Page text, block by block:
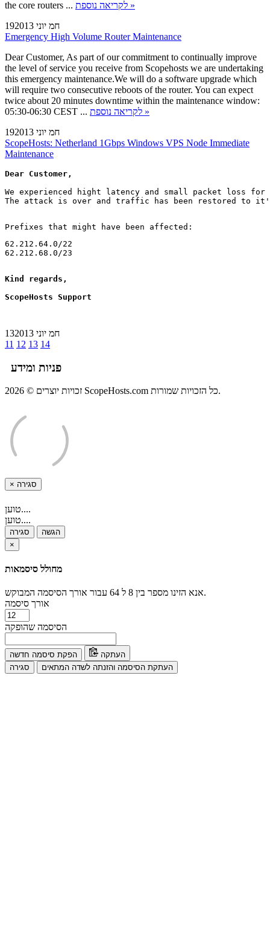
the core routers ...
לקריאה נוספת »
19חמ יוני 2013
Emergency High Volume Router Maintenance
Dear Customer, As part of our commitment to continually improve
the level of service you receive from Scopehosts we are undertaking
this emergency maintenance.We will do a software upgrade which
will require two consecutive reboots of the router. You can expect
twice about 20 minutes downtime within the maintenance window:
05:30-06:30 CEST ...
לקריאה נוספת »
19חמ יוני 2013
ScopeHosts: Netherland 1Gbps Windows VPS Node Immediate
Maintenance
Dear Customer,
We experienced hight latency and small packet loss
The attack is over and traffic has been restored to
62.212.64.0/22
62.212.68.0/23
Kind regards,
ScopeHosts Support
13חמ יוני 2013
11 12 13 14
פניות ומידע
זכויות יוצרים © 2026 ScopeHosts.com כל הזכויות שמורות.
× סגירה
טוען....
טוען....
סגירה
הגשה
×
מחולל סיסמאות
אנא הזינו מספר בין 8 ל 64 עבור אורך הסיסמה המבוקש.
אורך סיסמה
הסיסמה שהופקה
הפקת סיסמה חדשה
העתקה
סגירה
העתקת הסיסמה והזנתה לשדה המתאים